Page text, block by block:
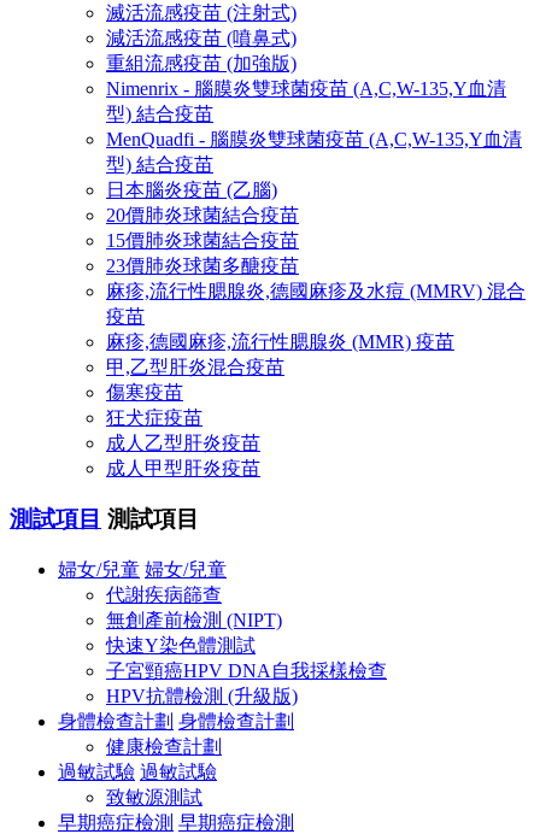
滅活流感疫苗 (注射式)
減活流感疫苗 (噴鼻式)
重組流感疫苗 (加強版)
Nimenrix - 腦膜炎雙球菌疫苗 (A,C,W-135,Y血清
型) 結合疫苗
MenQuadfi - 腦膜炎雙球菌疫苗 (A,C,W-135,Y血清
型) 結合疫苗
日本腦炎疫苗 (乙腦)
20價肺炎球菌結合疫苗
15價肺炎球菌結合疫苗
23價肺炎球菌多醣疫苗
麻疹,流行性腮腺炎,德國麻疹及水痘 (MMRV) 混合
疫苗
麻疹,德國麻疹,流行性腮腺炎 (MMR) 疫苗
甲,乙型肝炎混合疫苗
傷寒疫苗
狂犬症疫苗
成人乙型肝炎疫苗
成人甲型肝炎疫苗
測試項目 測試項目
婦女/兒童 婦女/兒童
代謝疾病篩查
無創產前檢測 (NIPT)
快速Y染色體測試
子宮頸癌HPV DNA自我採樣檢查
HPV抗體檢測 (升級版)
身體檢查計劃 身體檢查計劃
健康檢查計劃
過敏試驗 過敏試驗
致敏源測試
早期癌症檢測 早期癌症檢測